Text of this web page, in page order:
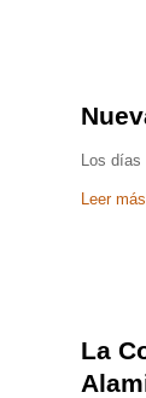
Los días
Leer más
La